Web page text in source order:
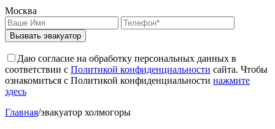
Москва
Вызвать эвакуатор
Даю согласие на обработку персональных данных в
соответствии с Политикой конфиденциальности сайта. Чтобы
ознакомиться с Политикой конфиденциальности нажмите
здесь
Главная/эвакуатор холмогоры